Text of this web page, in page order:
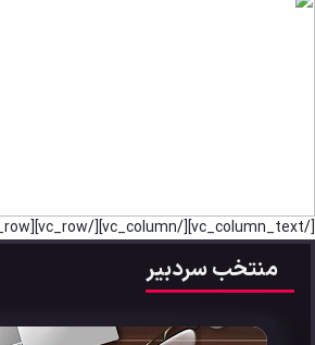
[/vc_column_text][/vc_column][/vc_row][vc_row][vc_column]
منتخب سردبیر